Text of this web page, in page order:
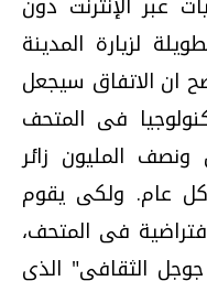
لزيارة المدينة
ان الاتفاق سيجعل
فى المتحف
ونصف المليون زائر
كل عام. ولكى يقوم
فى المتحف،
الثقافي" الذى